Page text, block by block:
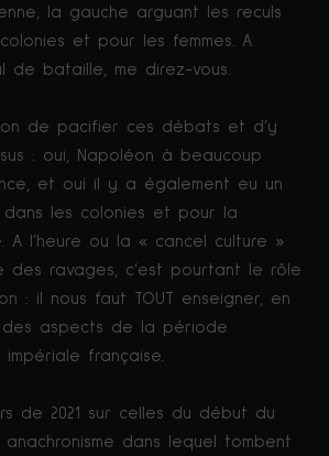
la gauche arguant les reculs
et pour les femmes. A
de bataille, me direz-vous.
de pacifier ces débats et d’y
: oui, Napoléon à beaucoup
et oui il y a également eu un
les colonies et pour la
A l’heure ou la « cancel culture »
des ravages, c’est pourtant le rôle
: il nous faut TOUT enseigner, en
des aspects de la période
française.
de 2021 sur celles du début du
anachronisme dans lequel tombent